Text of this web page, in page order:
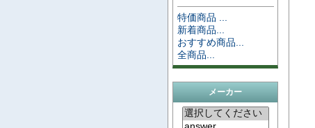
特価商品 ...
新着商品...
おすすめ商品...
全商品...
メーカー